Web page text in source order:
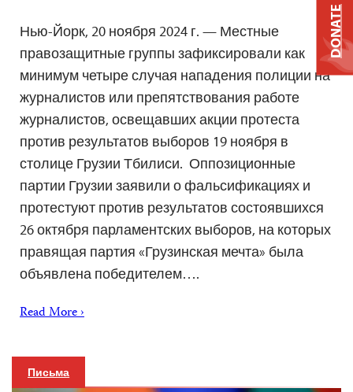
Нью-Йорк, 20 ноября 2024 г. — Местные
правозащитные группы зафиксировали как
минимум четыре случая нападения полиции на
журналистов или препятствования работе
журналистов, освещавших акции протеста
против результатов выборов 19 ноября в
столице Грузии Тбилиси. Оппозиционные
партии Грузии заявили о фальсификациях и
протестуют против результатов состоявшихся
26 октября парламентских выборов, на которых
правящая партия «Грузинская мечта» была
объявлена ​​победителем….
Read More ›
Письма
DONATE